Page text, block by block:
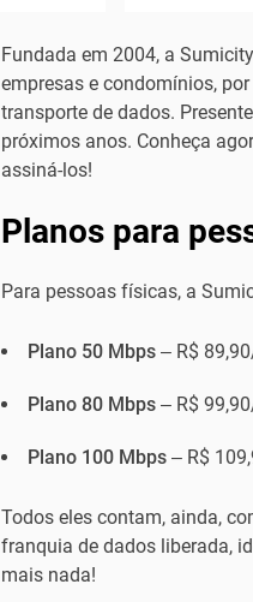
Fundada em 2004, a
empresas e condomínios,
transporte de dados.
próximos anos. Conheça
assiná-los!
Planos para
Para pessoas físicas, a
Plano 50 Mbps – R$
Plano 80 Mbps – R$
Plano 100 Mbps – R$
Todos eles contam, ainda,
franquia de dados liberada,
mais nada!